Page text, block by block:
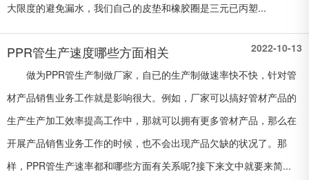
大限度的避免漏水，我们自己的皮垫和橡胶圈是三元已丙塑...
PPR管生产速度哪些方面相关
2022-10-13
做为PPR管生产制做厂家，自已的生产制做速率快不快，针对管
材产品销售业务工作就是影响很大。例如，厂家可以搞好管材产品的
生产生产加工效率提高工作中，那就可以拥有更多管材产品，那么在
开展产品销售业务工作的时候，也不会出现产品欠缺的状况了。那
样，PPR管生产速率都和哪些方面有关系呢?接下来文中就要来简...